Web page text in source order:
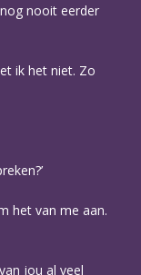
nooit eerder
ik het niet. Zo
het van me aan.
jou al veel